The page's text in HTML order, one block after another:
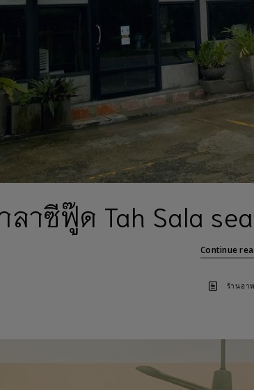
ลาซีฟู๊ด Tah Sala
Continue
ร้านอา